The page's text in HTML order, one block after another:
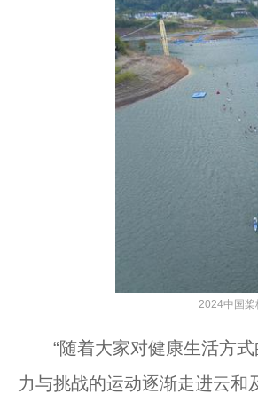
2024中国桨
“随着大家对健康生活方式
力与挑战的运动逐渐走进云和